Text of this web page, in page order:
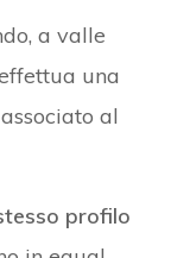
a valle
una
al
profilo